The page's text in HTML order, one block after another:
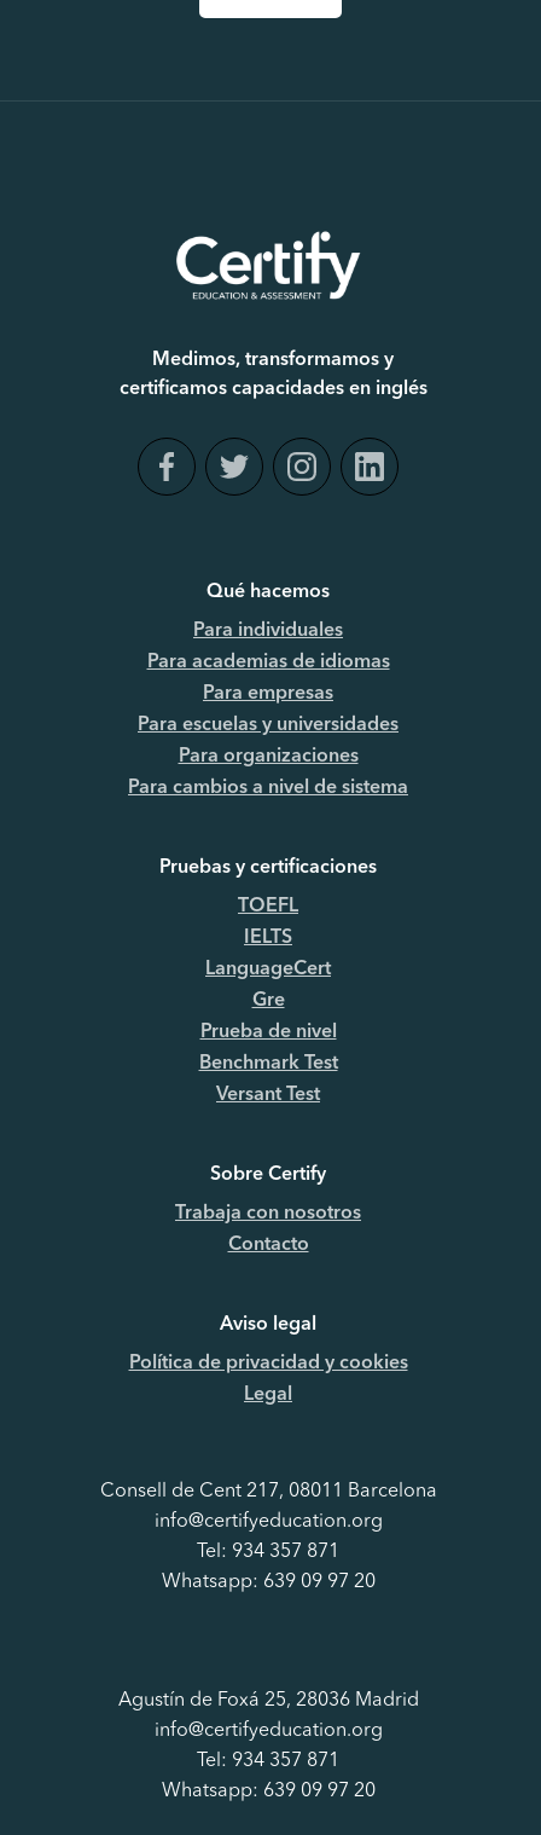
Medimos, transformamos y
certificamos capacidades en inglés
Qué hacemos
Para individuales
Para academias de idiomas
Para empresas
Para escuelas y universidades
Para organizaciones
Para cambios a nivel de sistema
Pruebas y certificaciones
TOEFL
IELTS
LanguageCert
Gre
Prueba de nivel
Benchmark Test
Versant Test
Sobre Certify
Trabaja con nosotros
Contacto
Aviso legal
Política de privacidad y cookies
Legal
Consell de Cent 217, 08011 Barcelona
info@certifyeducation.org
Tel: 934 357 871
Whatsapp: 639 09 97 20
Agustín de Foxá 25, 28036 Madrid
info@certifyeducation.org
Tel: 934 357 871
Whatsapp: 639 09 97 20